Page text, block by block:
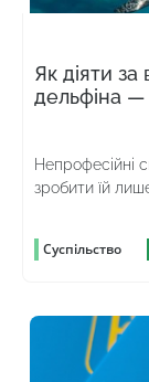
Як діяти
дельфіна
Непрофесійні
зробити їй
Суспільство